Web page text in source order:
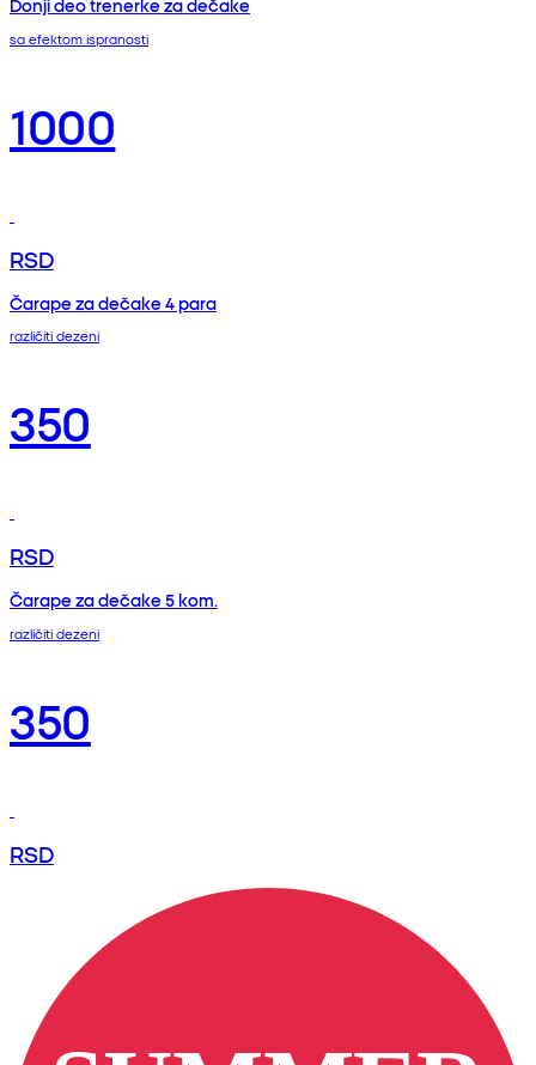
sa efektom ispranosti
1000
RSD
Čarape za dečake 4 para
različiti dezeni
350
RSD
Čarape za dečake 5 kom.
različiti dezeni
350
RSD